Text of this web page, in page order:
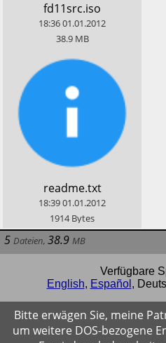
​fd11src.iso
18:3601.01.2012
38.9 MB
​readme.txt
18:3901.01.2012
1914 Bytes
5 Dateien, 38.9 MB
Verfügbare
English, Español ,
Bitte erwägen Sie, meine
um weitere DOS-bezogene